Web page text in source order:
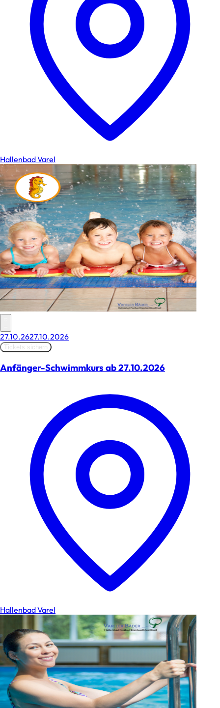
Hallenbad Varel
–
27.10.2627.10.2026
Tickets sichern
Anfänger-Schwimmkurs ab 27.10.2026
Hallenbad Varel